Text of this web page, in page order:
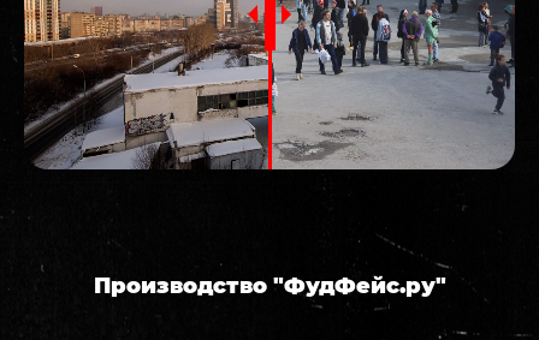
Производство "ФудФейс.ру"